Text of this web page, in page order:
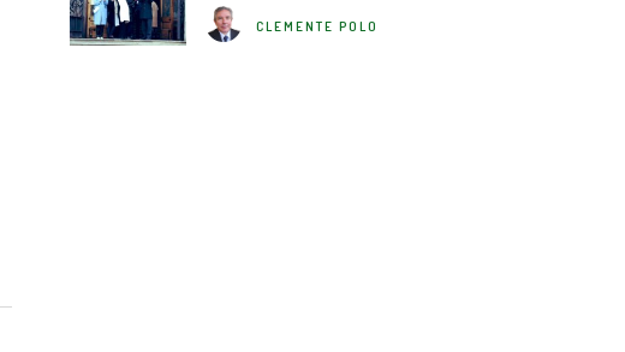
CLEMENTE POLO